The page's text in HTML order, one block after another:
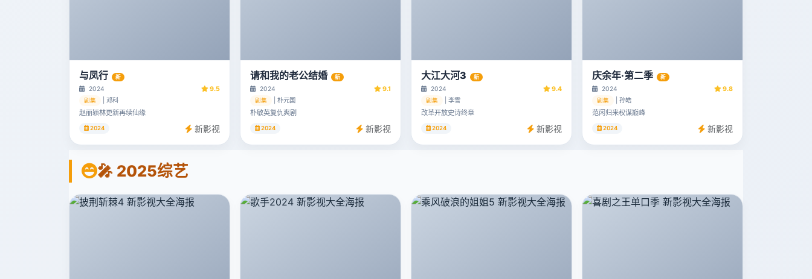
与凤行 新
2024 9.5
剧集 | 邓科
赵丽颖林更新再续仙缘
2024 新影视
请和我的老公结婚 新
2024 9.1
剧集 | 朴元国
朴敏英复仇爽剧
2024 新影视
大江大河3 新
2024 9.4
剧集 | 李雪
改革开放史诗终章
2024 新影视
庆余年·第二季 新
2024 9.8
剧集 | 孙皓
范闲归来权谋巅峰
2024 新影视
🎤 2025综艺